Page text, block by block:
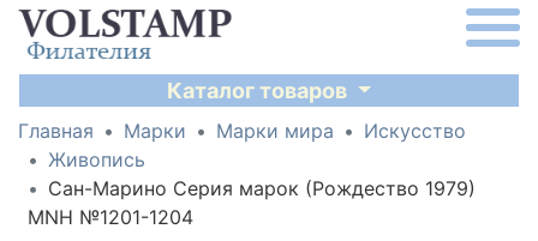
Каталог товаров
Главная Марки Марки мира
Искусство
Живопись
Сан-Марино Серия марок (Рождество 1979)
MNH №1201-1204